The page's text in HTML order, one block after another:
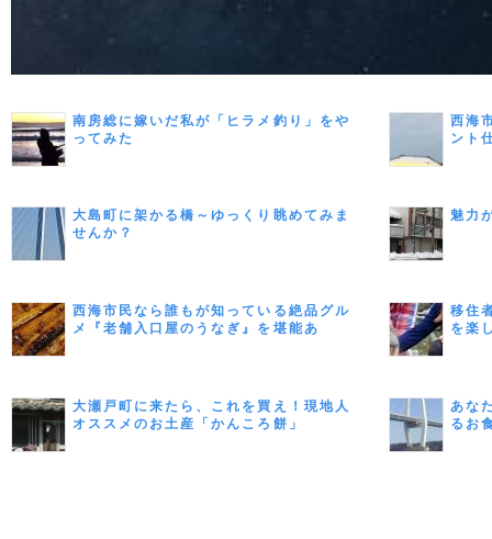
南房総に嫁いだ私が「ヒラメ釣り」をや
ってみた
西海
ント
大島町に架かる橋～ゆっくり眺めてみま
せんか？
魅力
西海市民なら誰もが知っている絶品グル
メ『老舗入口屋のうなぎ』を堪能あ
移住
を楽
大瀬戸町に来たら、これを買え！現地人
オススメのお土産「かんころ餅」
あな
るお